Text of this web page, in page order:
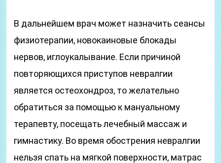
В дальнейшем врач может назначить сеансы
физиотерапии, новокаиновые блокады
нервов, иглоукалывание. Если причиной
повторяющихся приступов невралгии
является остеохондроз, то желательно
обратиться за помощью к мануальному
терапевту, посещать лечебный массаж и
гимнастику. Во время обострения невралгии
нельзя спать на мягкой поверхности, матрас